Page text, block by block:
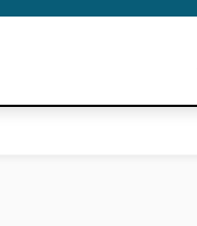
HABERLERI